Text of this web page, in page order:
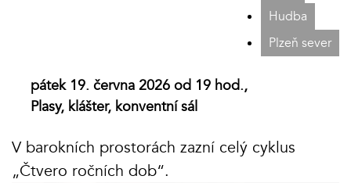
Hudba
Plzeň sever
pátek 19. června 2026 od 19 hod.,
Plasy, klášter, konventní sál
V barokních prostorách zazní celý cyklus
„Čtvero ročních dob“.